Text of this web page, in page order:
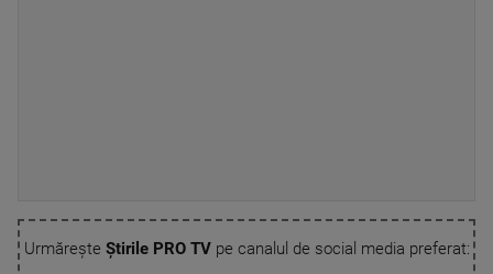
Urmărește Știrile PRO TVpe canalul de social media preferat: